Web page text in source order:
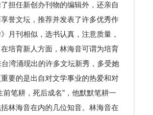
担任新创办刊物的编辑外，还亲自
誉文坛，推荐并发表了许多优秀作
月刊相似，选书认真，注意质量，
培育新人方面，林海音可谓为培育
湾涌现出的许多文坛新秀，多受她
要的是出自对文学事业的热爱和对
笔耕，死后成名”，他默默笔耕一
林海音在内的几位知音。林海音在